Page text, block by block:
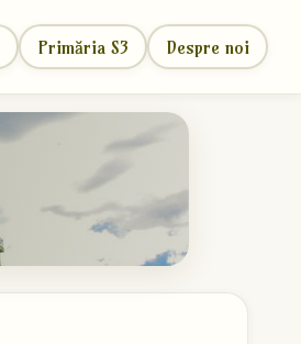
Primăria S3 Despre noi